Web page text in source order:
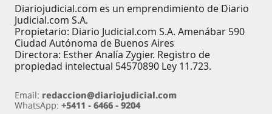
Diariojudicial.com es un emprendimiento de Diario
Judicial.com S.A.
Propietario: Diario Judicial.com S.A. Amenábar 590
Ciudad Autónoma de Buenos Aires
Directora: Esther Analía Zygier. Registro de
propiedad intelectual 54570890 Ley 11.723.